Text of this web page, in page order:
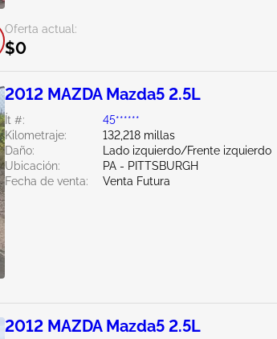
Oferta actual:
$0
2012 MAZDA Mazda5 2.5L
Ít #:
45******
Kilometraje:
132,218 millas
Daño:
Lado izquierdo/Frente izquierdo
Ubicación:
PA - PITTSBURGH
Fecha de venta:
Venta Futura
2012 MAZDA Mazda5 2.5L